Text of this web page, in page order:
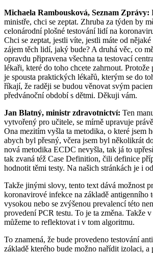
Michaela Rambousková, Seznam Zprávy:
ministře, chci se zeptat. Zhruba za týden by
celonárodní plošné testování lidí na
Chci se zeptat, jestli víte, jestli máte od
zájem těch lidí, jaký bude? A druhá věc, co
opravdu připravena všechna ta testovací
lékaři, které do toho chcete zahrnout.
je spousta praktických lékařů, kterým se do
říkají, že raději se budou věnovat svým
předvánoční období s dětmi. Děkuji vám.
Jan Blatný, ministr zdravotnictví: Ten
vytvořený pro učitele, se mírně upravuje
Ona mezitím vyšla ta metodika, o které jsem
abych byl přesný, včera jsem byl několikrát
nová metodika ECDC nevyšla, tak já to
tak zvaná též Case Definition, čili definice
hodnotit těmi testy. Na našich stránkách je i
Takže jinými slovy, tento text dává možnost
koronavirové infekce na základě antigenního
vysokou nebo se zvýšenou prevalencí této
provedení PCR testu. To je ta změna. Takže
můžeme to reflektovat i v tom algoritmu.
To znamená, že bude provedeno testování
základě kterého bude možno nařídit izolaci, a